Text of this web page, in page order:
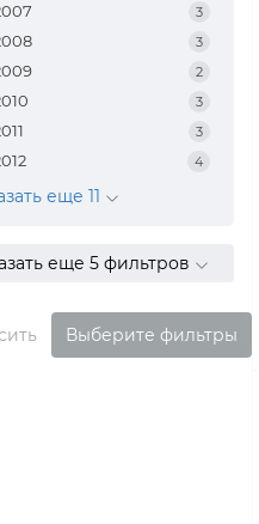
3
3
2
3
3
4
еще 11
еще 5 фильтров
Выберите фильтры